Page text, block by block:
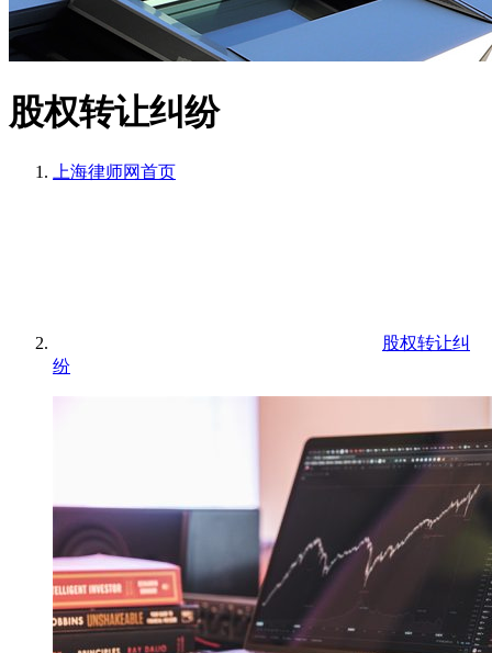
股权转让纠纷
上海律师网首页
股权转让纠
纷